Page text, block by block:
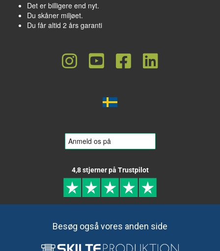
Det er billigere end nyt.
Du skåner miljøet.
Du får altid 2 års garanti
4,8 stjerner på Trustpilot
Besøg også vores anden side